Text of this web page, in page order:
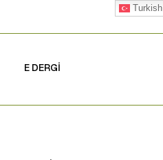
E DERGİ
Turkish